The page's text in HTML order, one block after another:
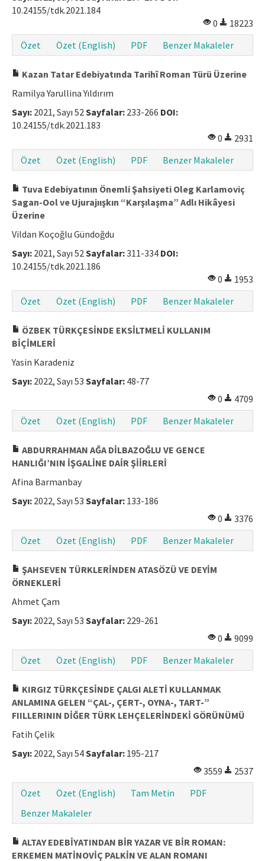
10.24155/tdk.2021.184
0
18223
Özet
Özet (English) PDF Benzer Makaleler
Kazan Tatar Edebiyatında Tarihî Roman Türü Üzerine
Ramilya Yarullina Yıldırım
Sayı: 2021, Sayı 52 Sayfalar: 233-266 DOI:
10.24155/tdk.2021.183
0
2931
Özet
Özet (English) PDF Benzer Makaleler
Tuva Edebiyatının Önemli Şahsiyeti Oleg Karlamoviç
Sagan-Ool ve Ujurajıışkın “Karşılaşma” Adlı Hikâyesi
Üzerine
Vildan Koçoğlu Gündoğdu
Sayı: 2021, Sayı 52 Sayfalar:311-334 DOI:
10.24155/tdk.2021.186
0
1953
Özet
Özet (English) PDF Benzer Makaleler
ÖZBEK TÜRKÇESİNDE EKSİLTMELİ KULLANIM
BİÇİMLERİ
Yasin Karadeniz
Sayı: 2022, Sayı 53 Sayfalar: 48-77
0
4709
Özet
Özet (English) PDF Benzer Makaleler
ABDURRAHMAN AĞA DİLBAZOĞLU VE GENCE
HANLIĞI’NIN İŞGALİNE DAİR ŞİİRLERİ
Afina Barmanbay
Sayı: 2022, Sayı 53 Sayfalar: 133-186
0
3376
Özet
Özet (English) PDF Benzer Makaleler
ŞAHSEVEN TÜRKLERİNDEN ATASÖZÜ VE DEYİM
ÖRNEKLERİ
Ahmet Çam
Sayı: 2022, Sayı 53 Sayfalar: 229-261
0
9099
Özet
Özet (English) PDF Benzer Makaleler
KIRGIZ TÜRKÇESİNDE ÇALGI ALETİ KULLANMAK
ANLAMINA GELEN “ÇAL-, ÇERT-, OYNA-, TART-”
FIILLERININ DİĞER TÜRK LEHÇELERİNDEKİ GÖRÜNÜMÜ
Fatih Çelik
Sayı: 2022, Sayı 54Sayfalar: 195-217
3559
2537
Özet
Özet (English) Tam Metin
PDF
Benzer Makaleler
ALTAY EDEBİYATINDAN BİR YAZAR VE BİR ROMAN:
ERKEMEN MATİNOVİÇ PALKİN VE ALAN ROMANI